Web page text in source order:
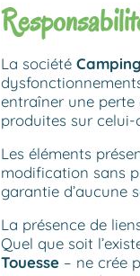
La société
entraîner une perte
produites sur celui-
Les éléments
modification sans
garantie d’aucune
La présence de
Quel que soit
Touesse – ne crée